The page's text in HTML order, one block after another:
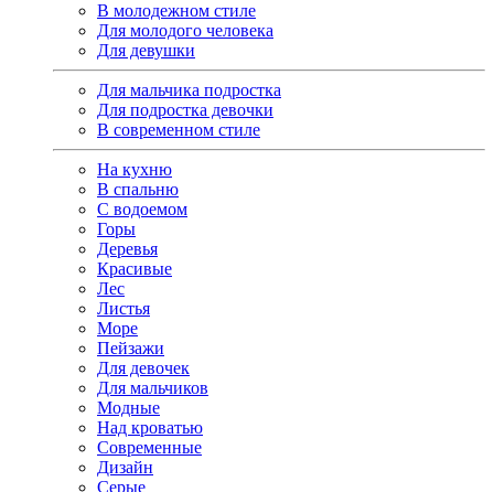
В молодежном стиле
Для молодого человека
Для девушки
Для мальчика подростка
Для подростка девочки
В современном стиле
На кухню
В спальню
С водоемом
Горы
Деревья
Красивые
Лес
Листья
Море
Пейзажи
Для девочек
Для мальчиков
Модные
Над кроватью
Современные
Дизайн
Серые